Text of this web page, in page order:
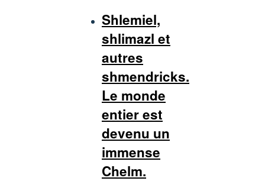
Shlemiel,
shlimazl et
autres
shmendricks.
Le monde
entier est
devenu un
immense
Chelm.